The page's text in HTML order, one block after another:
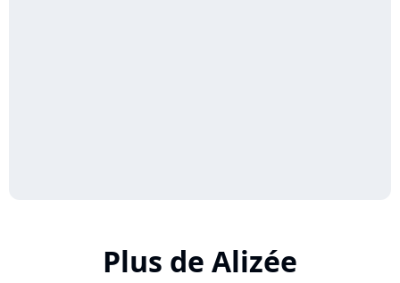
Plus de Alizée